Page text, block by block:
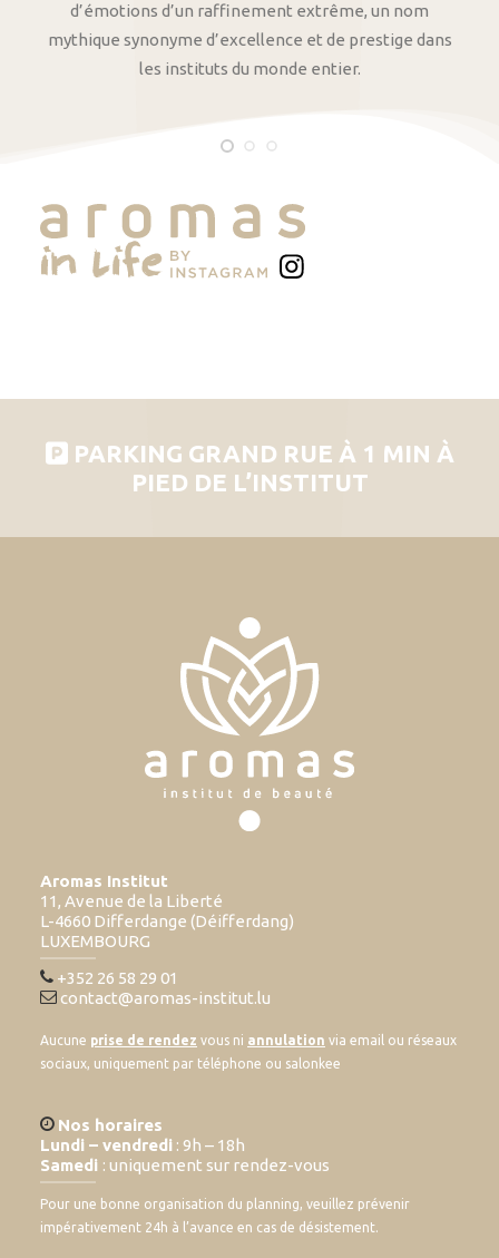
d’émotions d’un raffinement extrême, un nom
mythique synonyme d’excellence et de prestige dans
les instituts du monde entier.
PARKING GRAND RUE À 1 MIN À
PIED DE L’INSTITUT
Aromas Institut
11, Avenue de la Liberté
L-4660 Differdange (Déifferdang)
LUXEMBOURG
+352 26 58 29 01
contact@aromas-institut.lu
Aucune prise de rendez vous ni annulation via email ou réseaux
sociaux, uniquement par téléphone ou salonkee
Nos horaires
Lundi – vendredi : 9h – 18h
Samedi : uniquement sur rendez-vous
Pour une bonne organisation du planning, veuillez prévenir
impérativement 24h à l’avance en cas de désistement.